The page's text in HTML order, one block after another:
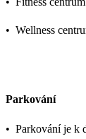
• Wellness
Parkování
• Parkování je k